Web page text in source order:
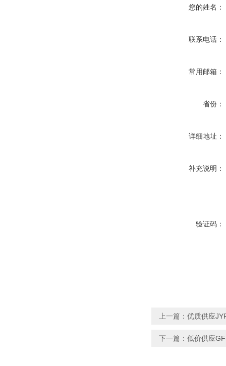
您的姓名：
联系电话：
常用邮箱：
省份：
详细地址：
补充说明：
验证码：
上一篇： 优质供应
下一篇： 低价供应